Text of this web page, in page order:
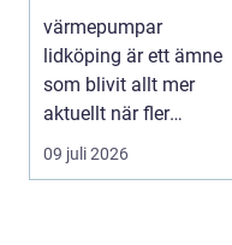
hus och fastigheter
värmepumpar
lidköping är ett ämne
som blivit allt mer
aktuellt när fler
fastighetsägare vill
09 juli 2026